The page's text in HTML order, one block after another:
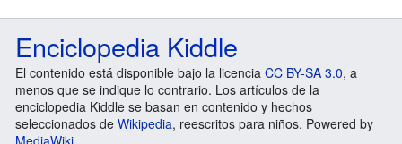
Enciclopedia Kiddle
El contenido está disponible bajo la licencia CC BY-SA 3.0, a
menos que se indique lo contrario. Los artículos de la
enciclopedia Kiddle se basan en contenido y hechos
seleccionados de Wikipedia, reescritos para niños. Powered by
MediaWiki